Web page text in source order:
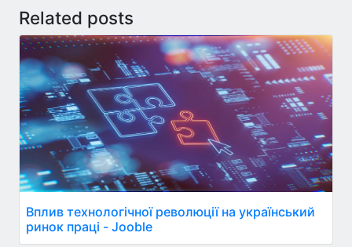
Related posts
Вплив технологічної революції на український
ринок праці - Jooble